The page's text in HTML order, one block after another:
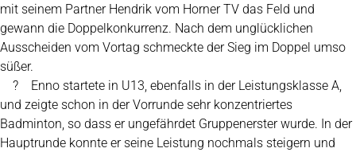
mit seinem Partner Hendrik vom Horner TV das Feld und
gewann die Doppelkonkurrenz. Nach dem unglücklichen
Ausscheiden vom Vortag schmeckte der Sieg im Doppel umso
süßer.
? Enno startete in U13, ebenfalls in der Leistungsklasse A,
und zeigte schon in der Vorrunde sehr konzentriertes
Badminton, so dass er ungefährdet Gruppenerster wurde. In der
Hauptrunde konnte er seine Leistung nochmals steigern und